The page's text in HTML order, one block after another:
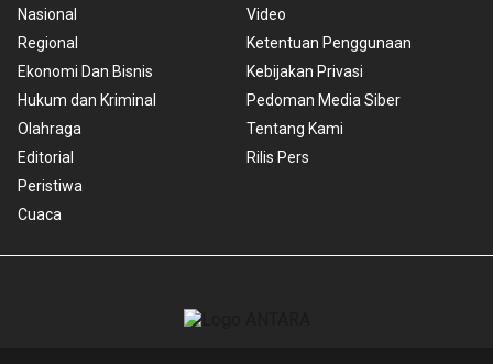
Nasional
Regional
Ekonomi Dan Bisnis
Hukum dan Kriminal
Olahraga
Editorial
Peristiwa
Cuaca
Video
Ketentuan Penggunaan
Kebijakan Privasi
Pedoman Media Siber
Tentang Kami
Rilis Pers